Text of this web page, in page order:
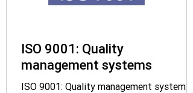
ISO 9001: Quality
management systems
ISO 9001: Quality management systems